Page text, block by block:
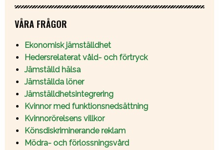
VÅRA FRÅGOR
Ekonomisk jämställdhet
Hedersrelaterat våld- och förtryck
Jämställd hälsa
Jämställda löner
Jämställdhetsintegrering
Kvinnor med funktionsnedsättning
Kvinnorörelsens villkor
Könsdiskriminerande reklam
Mödra- och förlossningsvård